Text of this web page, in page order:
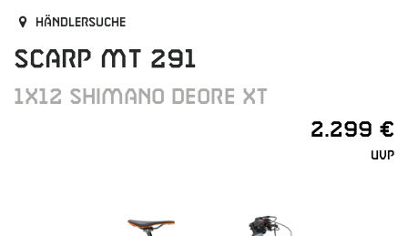
Händlersuche
SCARP MT 291
1X12 SHIMANO DEORE XT
2.299 €
UVP